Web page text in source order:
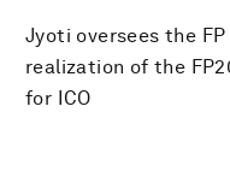
Jyoti oversees the
realization of the
for ICO